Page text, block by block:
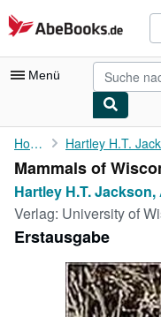
Zum Hauptinhalt
AbeBooks.de
Menü
Nutzerkonto
Meine Bestellungen
Detailsuche
Sammlungen
Antiquarische Bücher
Kunst & Sammlerstücke
Home
Mammals of
Hartley H.T.
Verlag: University of
Erstausgabe